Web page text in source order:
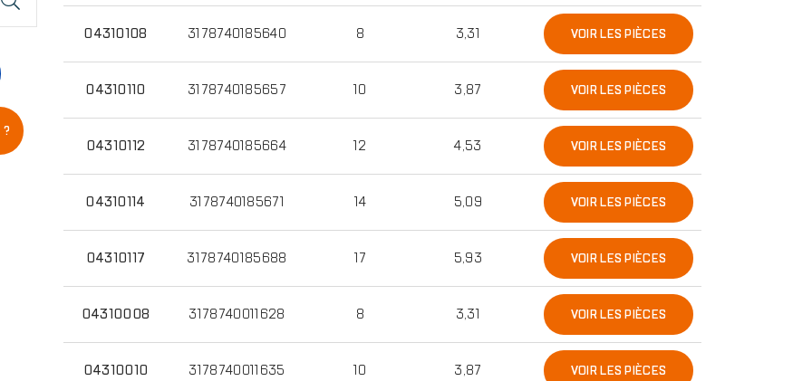
?
04310108 3178740185640 8 3,31 VOIR LES PIÈCES
04310110 3178740185657 10 3,87 VOIR LES PIÈCES
04310112 3178740185664 12 4,53 VOIR LES PIÈCES
04310114 3178740185671 14 5,09 VOIR LES PIÈCES
04310117 3178740185688 17 5,93 VOIR LES PIÈCES
04310008 3178740011628 8 3,31 VOIR LES PIÈCES
04310010 3178740011635 10 3,87 VOIR LES PIÈCES